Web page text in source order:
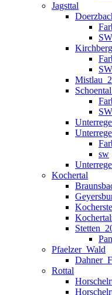
Jagsttal
SW
SW
SW
sw
Kochertal
Pfaelzer_Wald
Rottal